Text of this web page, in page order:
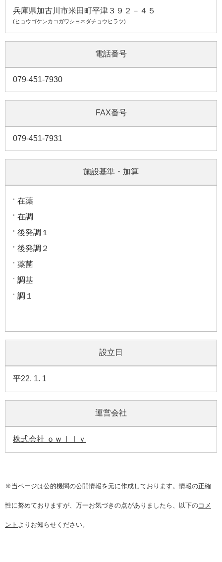
兵庫県加古川市米田町平津３９２－４５
(ヒョウゴケンカコガワシヨネダチョウヒラツ)
電話番号
079-451-7930
FAX番号
079-451-7931
施設基準・加算
在薬
在調
後発調１
後発調２
薬菌
調基
調１
設立日
平22. 1. 1
運営会社
株式会社 ｏｗｌｌｙ
※当ページは公的機関の公開情報を元に作成しております。情報の正確
性に努めておりますが、万一お気づきの点がありましたら、以下のコメ
ント よりお知らせください。